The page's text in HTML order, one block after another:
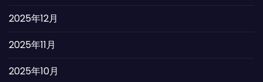
2025年12月
2025年11月
2025年10月